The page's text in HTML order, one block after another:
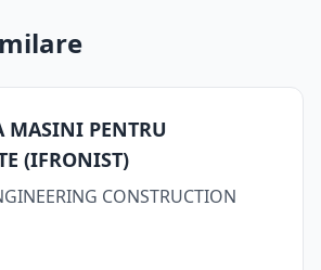
MASINI PENTRU
(IFRONIST)
CONSTRUCTION